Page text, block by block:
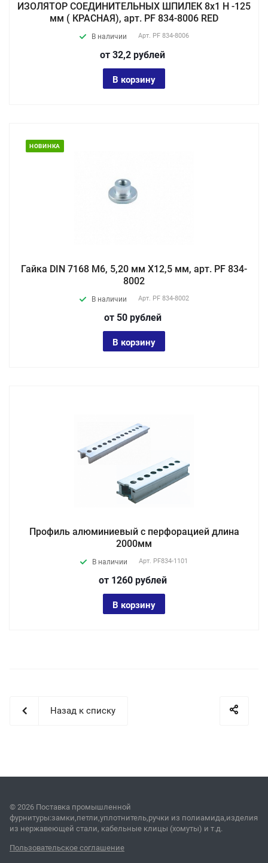
ИЗОЛЯТОР СОЕДИНИТЕЛЬНЫХ ШПИЛЕК 8х1 Н -125
мм ( КРАСНАЯ), арт. PF 834-8006 RED
В наличии Арт. PF 834-8006
от 32,2 рублей
В корзину
НОВИНКА
Гайка DIN 7168 М6, 5,20 мм X12,5 мм, арт. PF 834-
8002
В наличии Арт. PF 834-8002
от 50 рублей
В корзину
Профиль алюминиевый с перфорацией длина
2000мм
В наличии Арт. PF834-1101
от 1260 рублей
В корзину
Назад к списку
© 2026 Поставка промышленной
фурнитуры:замки,петли,уплотнитель,ручки из полиамида,изделия
из нержавеющей стали, кабельные клицы (хомуты) и т.д.
Пользовательское соглашение